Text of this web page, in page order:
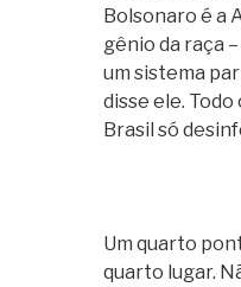
Bolsonaro é a
gênio da raça
um sistema
disse ele.
Brasil só
Um quarto
quarto lugar.